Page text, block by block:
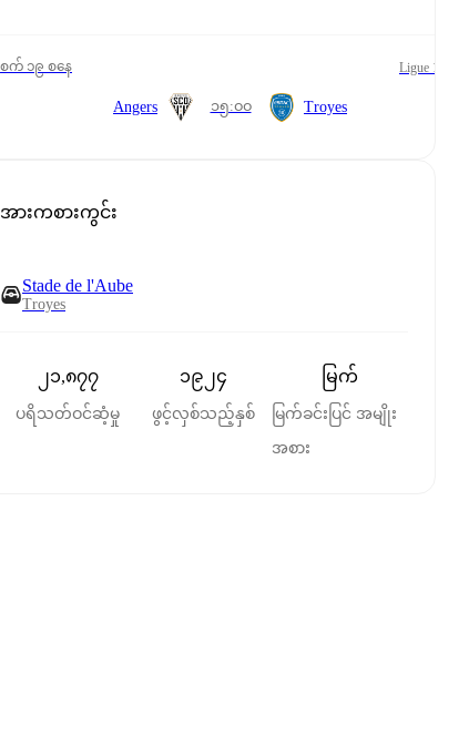
စက် ၁၉ စနေ Ligue 1
Angers ၁၅:၀၀ Troyes
အားကစားကွင်း
Stade de l'Aube
Troyes
၂၁,၈၇၇
ပရိသတ်ဝင်ဆံ့မှု
၁၉၂၄
ဖွင့်လှစ်သည့်နှစ်
မြက်
မြက်ခင်းပြင် အမျိုး
အစား